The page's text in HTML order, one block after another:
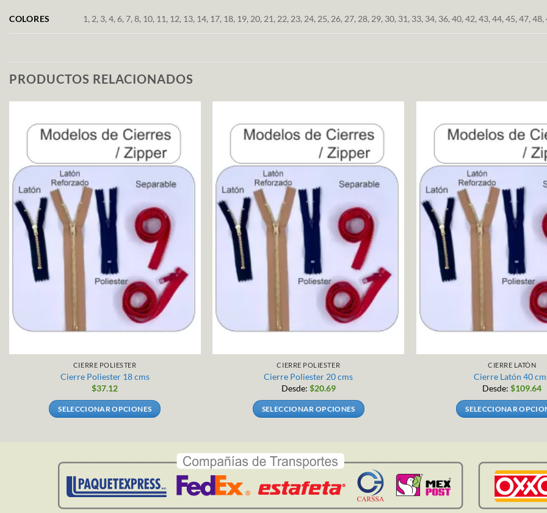
COLORES 1, 2, 3, 4, 6, 7, 8, 10, 11, 12, 13, 14, 17, 18, 19, 20, 21, 22, 23, 24, 25, 26, 27, 28, 29, 30, 31, 33, 34, 36, 40, 42, 43, 44, 45, 47, 48,
PRODUCTOS RELACIONADOS
CIERRE POLIESTER
Cierre Poliester 18 cms
$37.12
SELECCIONAR OPCIONES
múltiples
variantes.
Las
opciones
CIERRE POLIESTER
Cierre Poliester 20 cms
Desde: $20.69
SELECCIONAR OPCIONES
tiene
múltiples
variantes.
Las
opciones
CIERRE LATÓN
Cierre Latón 40
Desde:$109.64
SELECCIONAR
múltiples
Las
opciones